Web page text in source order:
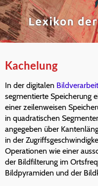
Kachelung
In der digitalen
segmentierte Speicherung
einer zeilenweisen
in quadratischen
angegeben über
in der
Operationen wie einer
der Bildfilterung im
Bildpyramiden und der